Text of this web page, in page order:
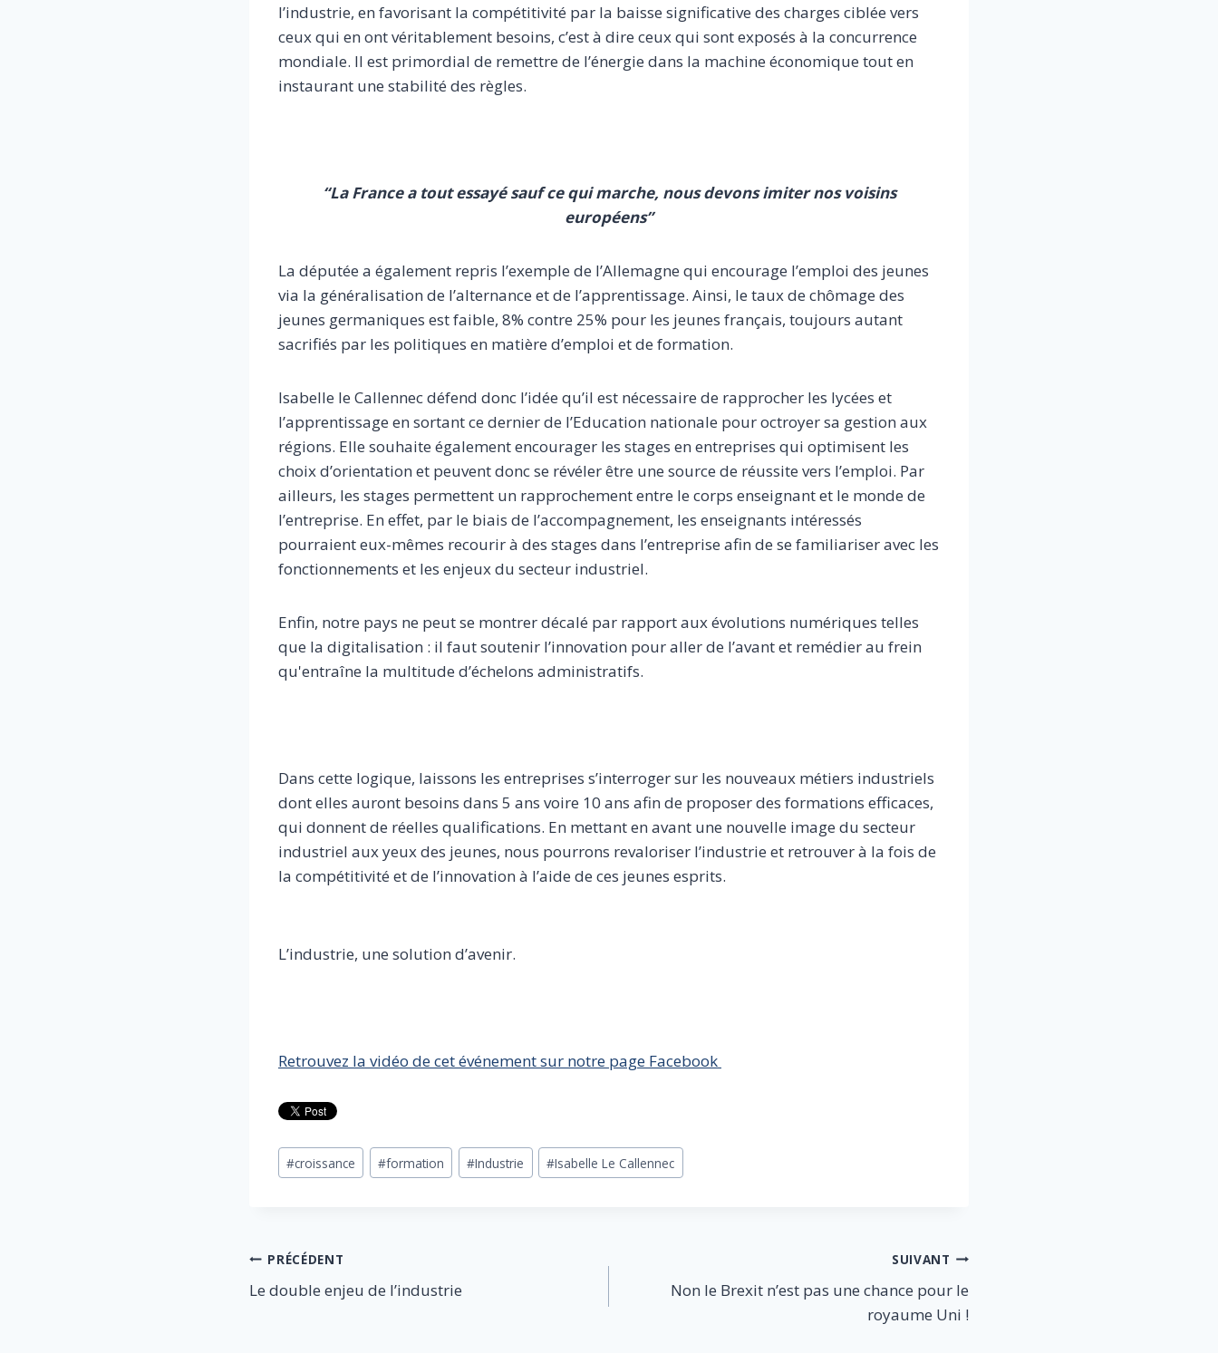
l’industrie, en favorisant la compétitivité par la baisse significative des charges ciblée vers
ceux qui en ont véritablement besoins, c’est à dire ceux qui sont exposés à la concurrence
mondiale. Il est primordial de remettre de l’énergie dans la machine économique tout en
instaurant une stabilité des règles.
“La France a tout essayé sauf ce qui marche, nous devons imiter nos voisins
européens”
La députée a également repris l’exemple de l’Allemagne qui encourage l’emploi des jeunes
via la généralisation de l’alternance et de l’apprentissage. Ainsi, le taux de chômage des
jeunes germaniques est faible, 8% contre 25% pour les jeunes français, toujours autant
sacrifiés par les politiques en matière d’emploi et de formation.
Isabelle le Callennec défend donc l’idée qu’il est nécessaire de rapprocher les lycées et
l’apprentissage en sortant ce dernier de l’Education nationale pour octroyer sa gestion aux
régions. Elle souhaite également encourager les stages en entreprises qui optimisent les
choix d’orientation et peuvent donc se révéler être une source de réussite vers l’emploi. Par
ailleurs, les stages permettent un rapprochement entre le corps enseignant et le monde de
l’entreprise. En effet, par le biais de l’accompagnement, les enseignants intéressés
pourraient eux-mêmes recourir à des stages dans l’entreprise afin de se familiariser avec les
fonctionnements et les enjeux du secteur industriel.
Enfin, notre pays ne peut se montrer décalé par rapport aux évolutions numériques telles
que la digitalisation : il faut soutenir l’innovation pour aller de l’avant et remédier au frein
qu'entraîne la multitude d’échelons administratifs.
Dans cette logique, laissons les entreprises s’interroger sur les nouveaux métiers industriels
dont elles auront besoins dans 5 ans voire 10 ans afin de proposer des formations efficaces,
qui donnent de réelles qualifications. En mettant en avant une nouvelle image du secteur
industriel aux yeux des jeunes, nous pourrons revaloriser l’industrie et retrouver à la fois de
la compétitivité et de l’innovation à l’aide de ces jeunes esprits.
L’industrie, une solution d’avenir.
Retrouvez la vidéo de cet événement sur notre page Facebook
Étiquettes
de
#croissance #formation #Industrie #Isabelle Le Callennec
Navigation
de
PRÉCÉDENT
Le double enjeu de l’industrie
SUIVANT
Non le Brexit n’est pas une chance pour le
royaume Uni !